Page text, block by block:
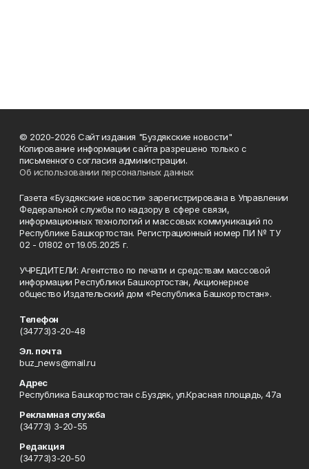
© 2020-2026 Сайт издания "Буздякские новости"
Копирование информации сайта разрешено только с
письменного согласия администрации.
Об использовании персональных данных
Газета «Буздякские новости» зарегистрирована в Управлении
Федеральной службы по надзору в сфере связи,
информационных технологий и массовых коммуникаций по
Республике Башкортостан. Регистрационный номер ПИ № ТУ
02 - 01802 от 19.05.2025 г.
УЧРЕДИТЕЛИ: Агентство по печати и средствам массовой
информации Республики Башкортостан, Акционерное
общество Издательский дом «Республика Башкортостан».
Телефон
(34773)3-20-48
Эл. почта
buz_news@mail.ru
Адрес
Республика Башкортостан с.Буздяк, ул.Красная площадь, 47а
Рекламная служба
(34773) 3-20-55
Редакция
(34773)3-20-50